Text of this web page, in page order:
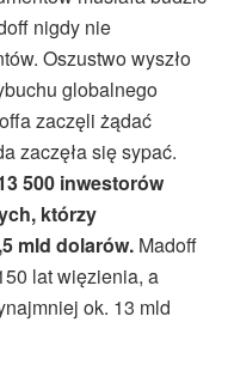
nigdy nie
Oszustwo wyszło
globalnego
zaczęli żądać
zaczęła się sypać.
500 inwestorów
którzy
mld dolarów. Madoff
lat więzienia, a
ok. 13 mld